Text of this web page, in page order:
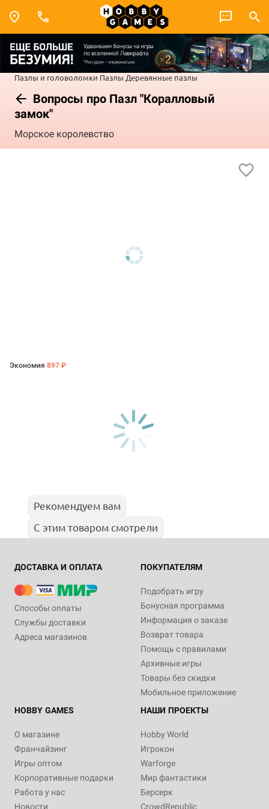
Пазлы и головоломки Пазлы Деревянные пазлы
Вопросы про Пазл "Коралловый
замок"
Морское королевство
Экономия 897 ₽
Рекомендуем вам
С этим товаром смотрели
ДОСТАВКА И ОПЛАТА
Способы оплаты
Службы доставки
Адреса магазинов
ПОКУПАТЕЛЯМ
Подобрать игру
Бонусная программа
Информация о заказе
Возврат товара
Помощь с правилами
Архивные игры
Товары без скидки
Мобильное приложение
HOBBY GAMES
О магазине
Франчайзинг
Игры оптом
Корпоративные подарки
Работа у нас
Новости
НАШИ ПРОЕКТЫ
Hobby World
Игрокон
Warforge
Мир фантастики
Берсерк
CrowdRepublic